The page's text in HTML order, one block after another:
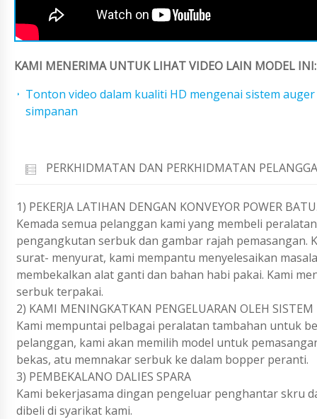
KAMI MENERIMA UNTUK LIHAT VIDEO LAIN MODEL INI:
Tonton video dalam kualiti HD mengenai sistem
simpanan
PERKHIDMATAN DAN PERKHIDMATAN
1) PEKERJA LATIHAN DENGAN KONVEYOR POWER
Kemada semua pelanggan kami yang membeli
pengangkutan serbuk dan gambar rajah
surat- menyurat, kami mempantu menyelesaikan
membekalkan alat ganti dan bahan habi pakai. Kami
serbuk terpakai.
2) KAMI MENINGKATKAN PENGELUARAN OLEH SISTEM
Kami mempuntai pelbagai peralatan tambahan untuk
pelanggan, kami akan memilih model untuk
bekas, atu memnakar serbuk ke dalam bopper peranti.
3) PEMBEKALANO DALIES SPARA
Kami bekerjasama dingan pengeluar penghantar skru
dibeli di syarikat kami.